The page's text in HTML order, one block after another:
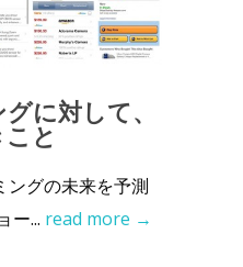
に対して、
と
ングの未来を予測
ー... read more →